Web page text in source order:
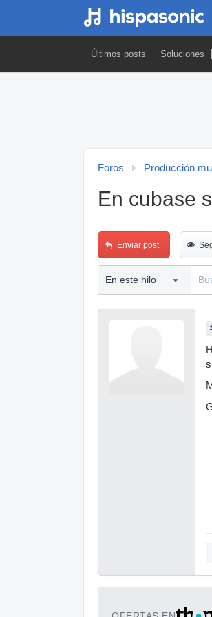
Últimos posts Soluciones
Foros Producción
En cubase
Enviar post